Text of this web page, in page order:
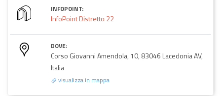
INFOPOINT:
InfoPoint Distretto 22
DOVE:
Corso Giovanni Amendola, 10, 83046 Lacedonia AV,
Italia
visualizza in mappa